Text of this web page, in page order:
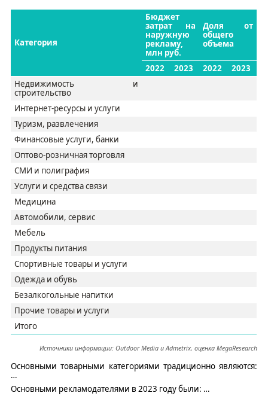
Категория
Бюджет
затрат на
наружную
рекламу,
млн руб.
Доля от
общего
объема
2022 2023 2022
2023
Недвижимость и
строительство
Интернет-ресурсы и услуги
Туризм, развлечения
Финансовые услуги, банки
Оптово-розничная торговля
СМИ и полиграфия
Услуги и средства связи
Медицина
Автомобили, сервис
Мебель
Продукты питания
Спортивные товары и услуги
Одежда и обувь
Безалкогольные напитки
Прочие товары и услуги
Итого
Источники информации: Outdoor Media иAdmetrix, оценка MegaResearch
Основными товарными категориями традиционно являются:
…
Основными рекламодателями в 2023 году были: …